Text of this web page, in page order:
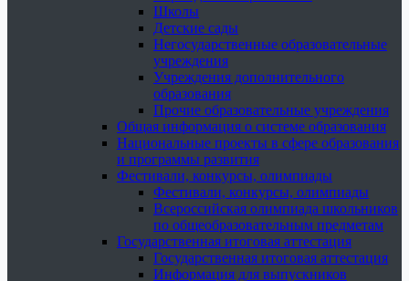
Школы
Детские сады
Негосударственные образовательные
учреждения
Учреждения дополнительного
образования
Прочие образовательные учреждения
Общая информация о системе образования
Национальные проекты в сфере образования
и программы развития
Фестивали, конкурсы, олимпиады
Фестивали, конкурсы, олимпиады
Всероссийская олимпиада школьников
по общеобразовательным предметам
Государственная итоговая аттестация
Государственная итоговая аттестация
Информация для выпускников